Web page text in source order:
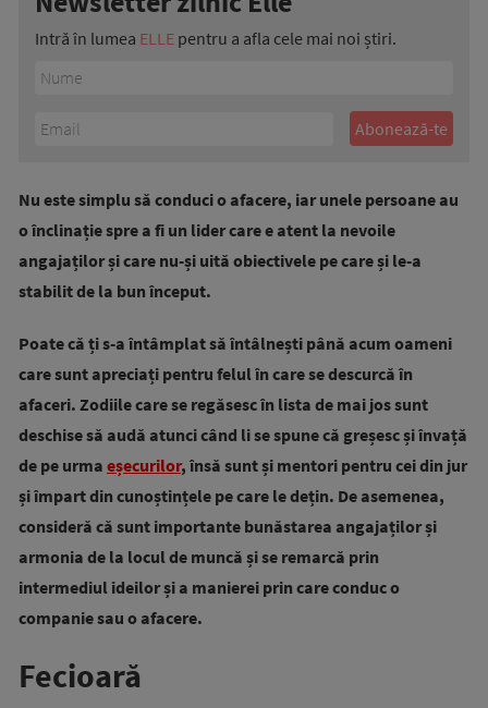
Intră în lumea ELLE pentru a afla cele mai noi știri.
Nu este simplu să conduci o afacere, iar unele persoane au
o înclinație spre a fi un lider care e atent la nevoile
angajaților și care nu-și uită obiectivele pe care și le-a
stabilit de la bun început.
Poate că ți s-a întâmplat să întâlnești până acum oameni
care sunt apreciați pentru felul în care se descurcă în
afaceri. Zodiile care se regăsesc în lista de mai jos sunt
deschise să audă atunci când li se spune că greșesc și învață
de pe urma eșecurilor, însă sunt și mentori pentru cei din jur
și împart din cunoștințele pe care le dețin. De asemenea,
consideră că sunt importante bunăstarea angajaților și
armonia de la locul de muncă și se remarcă prin
intermediul ideilor și a manierei prin care conduc o
companie sau o afacere.
Fecioară